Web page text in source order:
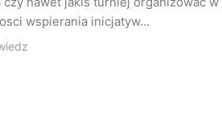
wspierania inicjatyw…